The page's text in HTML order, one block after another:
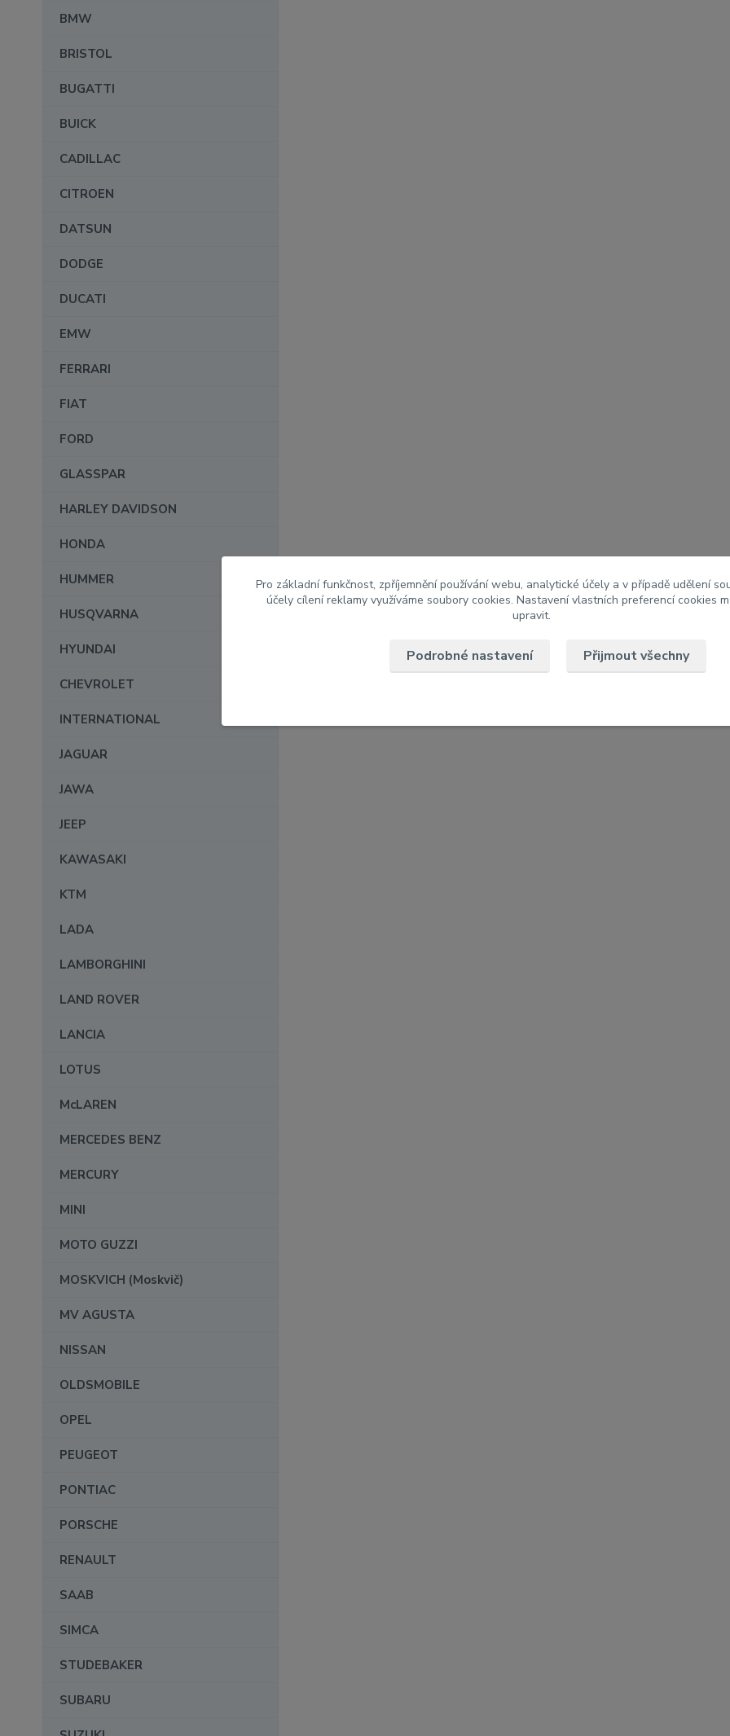
BMW
BRISTOL
BUGATTI
BUICK
CADILLAC
CITROEN
DATSUN
DODGE
DUCATI
EMW
FERRARI
FIAT
FORD
GLASSPAR
HARLEY DAVIDSON
HONDA
HUMMER
HUSQVARNA
HYUNDAI
CHEVROLET
INTERNATIONAL
JAGUAR
JAWA
JEEP
KAWASAKI
KTM
LADA
LAMBORGHINI
LAND ROVER
LANCIA
LOTUS
McLAREN
MERCEDES BENZ
MERCURY
MINI
MOTO GUZZI
MOSKVICH (Moskvič)
MV AGUSTA
NISSAN
OLDSMOBILE
OPEL
PEUGEOT
PONTIAC
PORSCHE
RENAULT
SAAB
SIMCA
STUDEBAKER
SUBARU
Pro základní funkčnost, zpříjemnění používání webu, analytické účely a v případě udělení
účely cílení reklamy využíváme soubory cookies. Nastavení vlastních preferencí cookies
upravit.
Podrobné nastavení Přijmout všechny